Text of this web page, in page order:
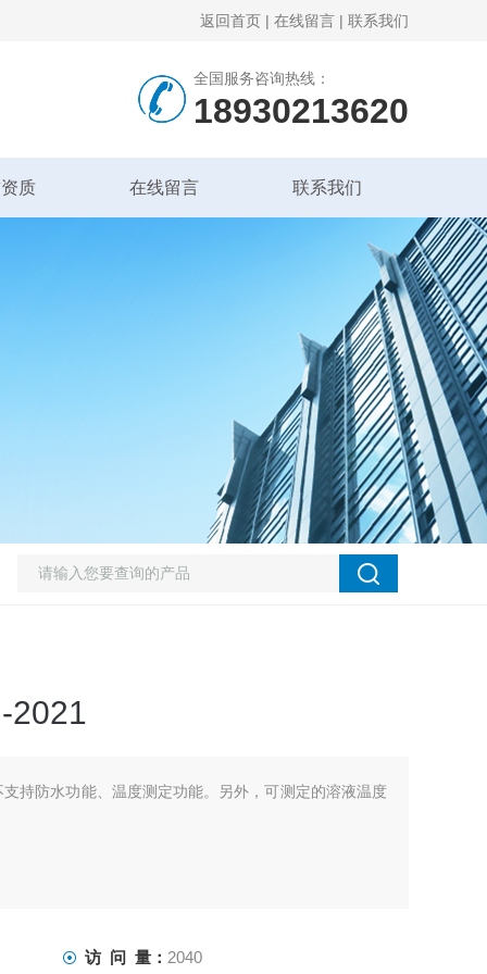
返回首页 | 在线留言 | 联系我们
全国服务咨询热线：
18930213620
质 在线留言 联系我们
2021
持防水功能、温度测定功能。另外，可测定的溶液温度
访 问 量： 2040